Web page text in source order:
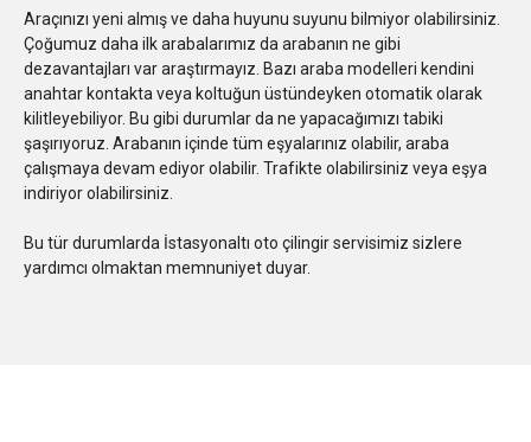
Araçınızı yeni almış ve daha huyunu suyunu bilmiyor olabilirsiniz.
Çoğumuz daha ilk arabalarımız da arabanın ne gibi
dezavantajları var araştırmayız. Bazı araba modelleri kendini
anahtar kontakta veya koltuğun üstündeyken otomatik olarak
kilitleyebiliyor. Bu gibi durumlar da ne yapacağımızı tabiki
şaşırıyoruz. Arabanın içinde tüm eşyalarınız olabilir, araba
çalışmaya devam ediyor olabilir. Trafikte olabilirsiniz veya eşya
indiriyor olabilirsiniz.
Bu tür durumlarda İstasyonaltı oto çilingir servisimiz sizlere
yardımcı olmaktan memnuniyet duyar.